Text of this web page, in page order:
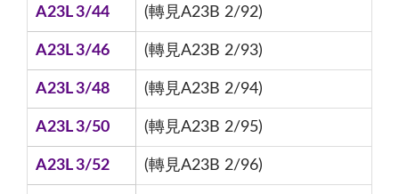
A23L 3/44 (轉見A23B 2/92)
A23L 3/46 (轉見A23B 2/93)
A23L 3/48 (轉見A23B 2/94)
A23L 3/50 (轉見A23B 2/95)
A23L 3/52 (轉見A23B 2/96)